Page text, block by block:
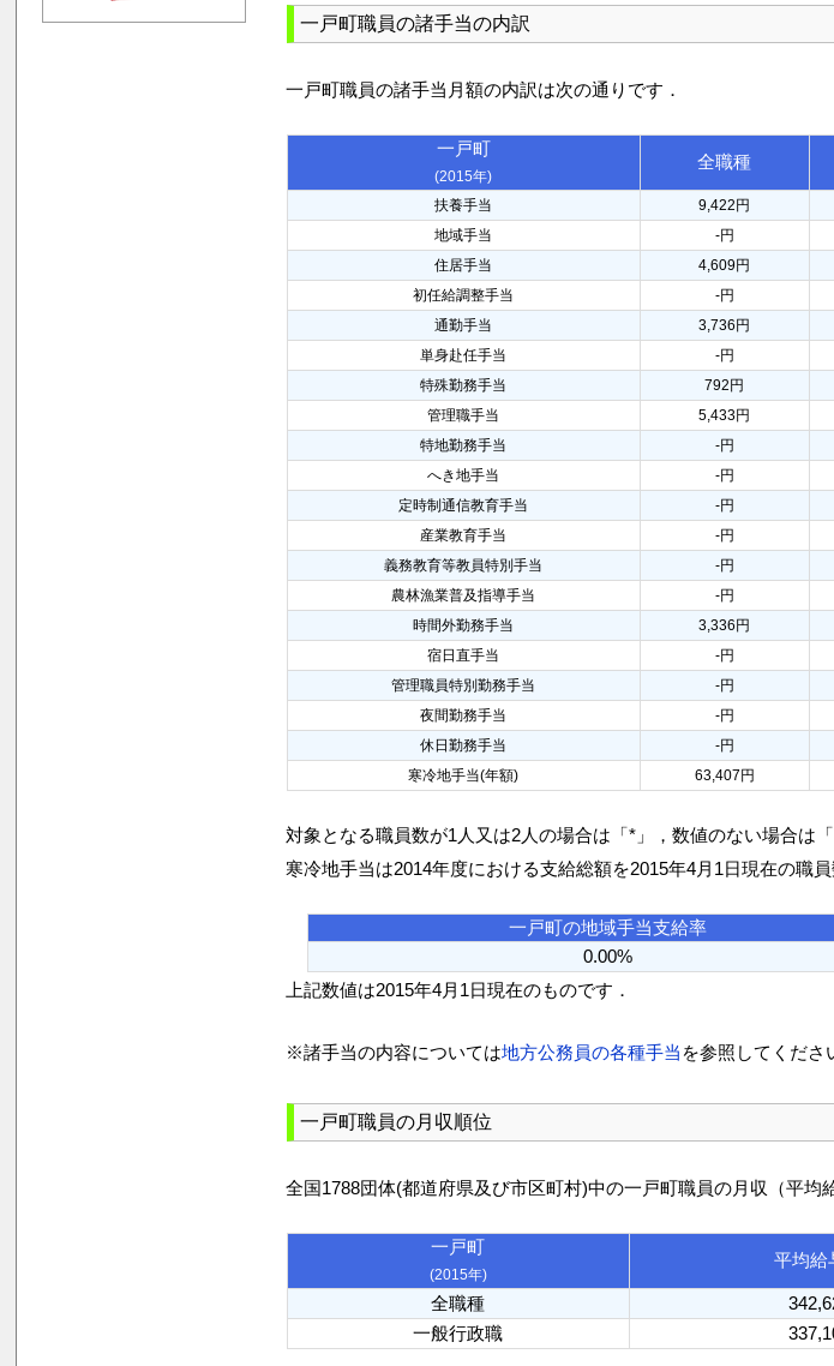
一戸町職員の諸手当の内訳
一戸町職員の諸手当月額の内訳は次の通りです．
一戸町
(2015年)
全職種
扶養手当 9,422円
地域手当
-円
住居手当
4,609円
初任給調整手当
-円
通勤手当
3,736円
単身赴任手当
-円
特殊勤務手当
792円
管理職手当
5,433円
特地勤務手当
-円
へき地手当
-円
定時制通信教育手当
-円
産業教育手当
-円
義務教育等教員特別手当
-円
農林漁業普及指導手当
-円
時間外勤務手当
3,336円
宿日直手当
-円
管理職員特別勤務手当
-円
夜間勤務手当
-円
休日勤務手当
-円
寒冷地手当(年額)
63,407円
対象となる職員数が1人又は2人の場合は「*」，数値のない場合は
寒冷地手当は2014年度における支給総額を2015年4月1日現在の職
一戸町の地域手当支給率
0.00%
上記数値は2015年4月1日現在のものです．
※諸手当の内容については地方公務員の各種手当 を参照してくださ
一戸町職員の月収順位
全国1788団体(都道府県及び市区町村)中の一戸町職員の月収（平均
一戸町
(2015年)
平均給
全職種
一般行政職